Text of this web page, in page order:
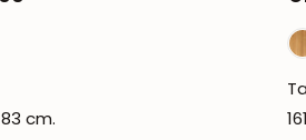
83 cm.